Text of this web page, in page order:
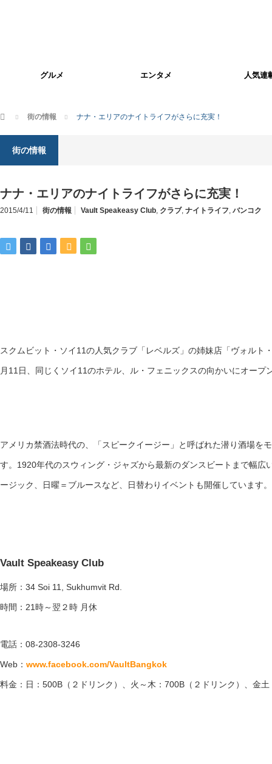
グルメ エンタメ 人気連
ホーム 街の情報 ナナ・エリアのナイトライフがさらに充実！
街の情報
ナナ・エリアのナイトライフがさらに充実！
2015/4/11 街の情報 Vault Speakeasy Club, クラブ, ナイトライフ, バンコク
スクムビット・ソイ11の人気クラブ「レベルズ」の姉妹店「ヴォルト
月11日、同じくソイ11のホテル、ル・フェニックスの向かいにオープ
アメリカ禁酒法時代の、「スピークイージー」と呼ばれた潜り酒場を
す。1920年代のスウィング・ジャズから最新のダンスビートまで幅広
ージック、日曜＝ブルースなど、日替わりイベントも開催しています。
Vault Speakeasy Club
場所：34 Soi 11, Sukhumvit Rd.
時間：21時～翌２時 月休
電話：08-2308-3246
Web： www.facebook.com/VaultBangkok
料金：日：500B（２ドリンク）、火～木：700B（２ドリンク）、金